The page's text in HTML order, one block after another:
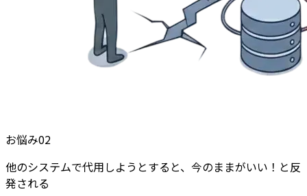
お悩み02
他のシステムで代用しようとすると、今のままがいい！と反
発される